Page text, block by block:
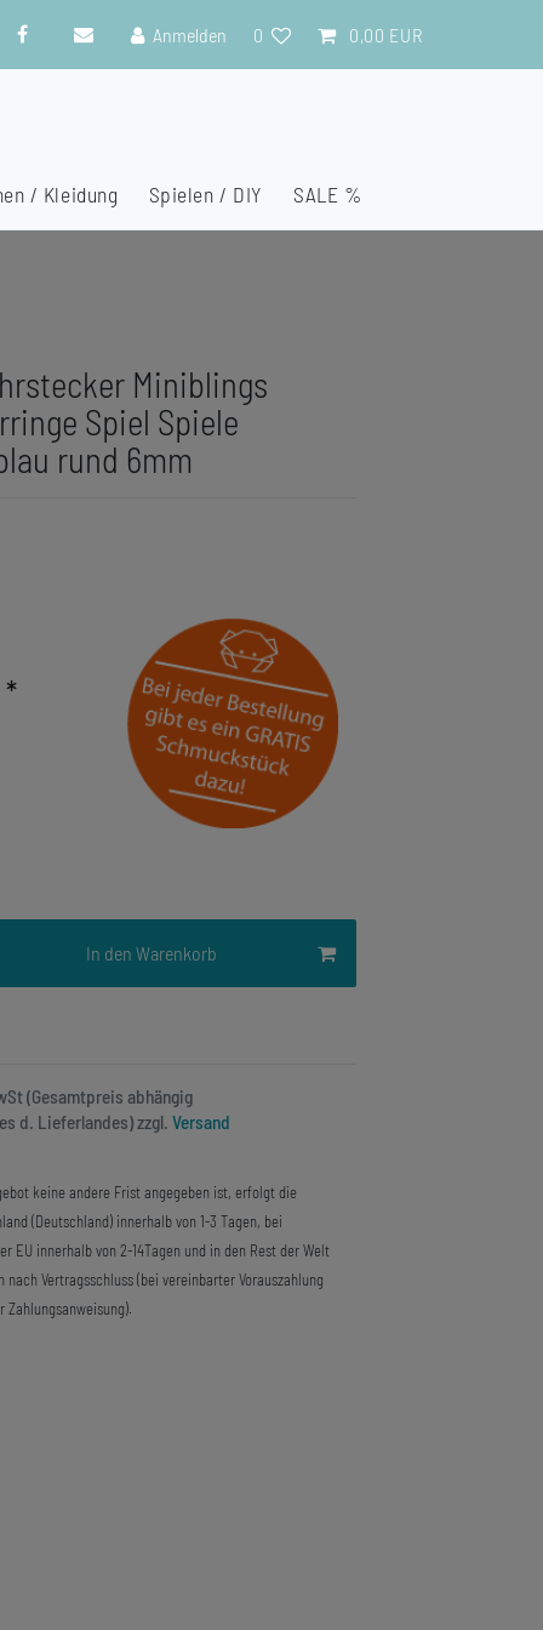
Anmelden 0 0,00 EUR
/ Kleidung Spielen / DIY SALE %
Miniblings
Spiel Spiele
rund 6mm
*
In den Warenkorb
(Gesamtpreis abhängig
d. Lieferlandes) zzgl. Versand
keine andere Frist angegeben ist, erfolgt die
(Deutschland) innerhalb von 1-3 Tagen, bei
EU innerhalb von 2-14Tagen und in den Rest der Welt
nach Vertragsschluss (bei vereinbarter Vorauszahlung